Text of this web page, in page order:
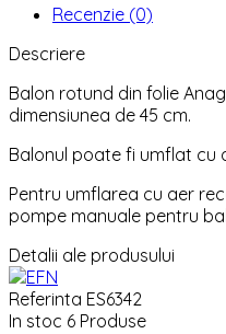
Recenzie (0)
Descriere
Balon rotund din folie
dimensiunea de 45 cm.
Balonul poate fi umflat cu
Pentru umflarea cu aer
pompe manuale pentru
Detalii ale produsului
Referinta ES6342
In stoc 6 Produse